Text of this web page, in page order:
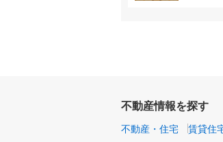
不動産情報を探す
不動産・住宅 賃貸住